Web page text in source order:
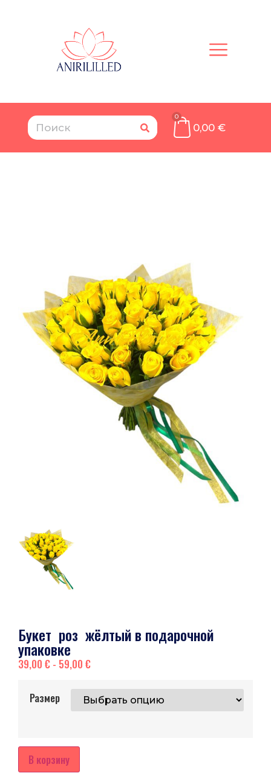
0,00 €
0
Букет роз жёлтый в подарочной
упаковке
39,00 € - 59,00 €
Размер
В корзину